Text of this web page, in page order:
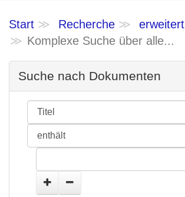
Start Recherche
erweitert
Komplexe Suche über alle...
Suche nach Dokumenten